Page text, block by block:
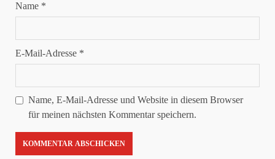
Name *
E-Mail-Adresse *
Name, E-Mail-Adresse und Website in diesem Browser
für meinen nächsten Kommentar speichern.